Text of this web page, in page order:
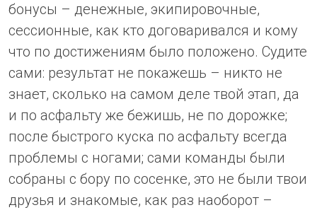
бонусы – денежные, экипировочные,
сессионные, как кто договаривался и кому
что по достижениям было положено. Судите
сами: результат не покажешь – никто не
знает, сколько на самом деле твой этап, да
и по асфальту же бежишь, не по дорожке;
после быстрого куска по асфальту всегда
проблемы с ногами; сами команды были
собраны с бору по сосенке, это не были твои
друзья и знакомые, как раз наоборот –